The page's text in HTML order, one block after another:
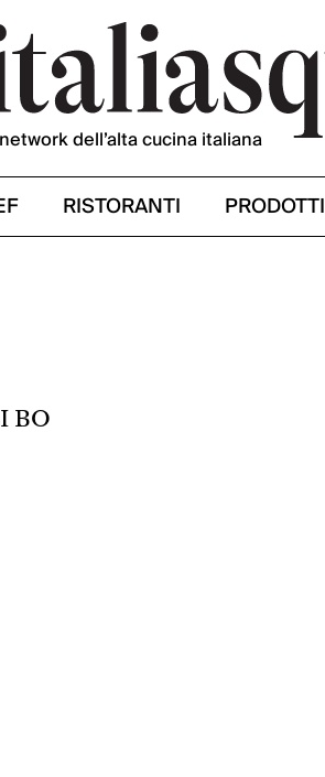
dell’alta cucina italiana
RISTORANTI PRODOTTI
BO